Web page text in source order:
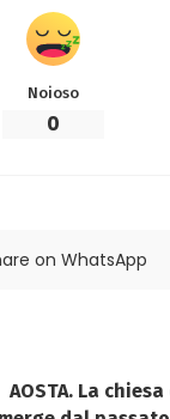
Noioso
0
on WhatsApp
AOSTA. La